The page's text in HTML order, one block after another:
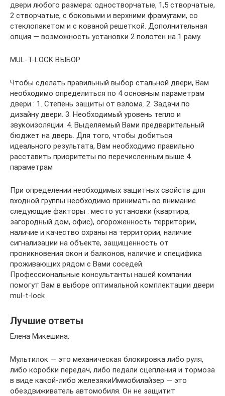
двери любого размера: одностворчатые, 1,5 створчатые,
2 створчатые, с боковыми и верхними фрамугами, со
стеклопакетом и с кованой решеткой. Дополнительная
опция — возможность установки 2 полотен на 1 раму.
MUL-T-LOCK ВЫБОР
Чтобы сделать правильный выбор стальной двери, Вам
необходимо определиться по 4 основным параметрам
двери : 1. Степень защиты от взлома. 2. Задачи по
дизайну двери. 3. Необходимый уровень тепло и
звукоизоляции. 4. Выделяемый Вами предварительный
бюджет на дверь. Для того, чтобы добиться
идеального результата, Вам необходимо правильно
расставить приоритеты по перечисленным выше 4
параметрам
При определении необходимых защитных свойств для
входной группы необходимо принимать во внимание
следующие факторы : место установки (квартира,
загородный дом, офис), огороженность территории,
наличие и качество охраны на территории, наличие
сигнализации на объекте, защищенность от
проникновения окон и балконов, наличие и специфика
проживающих рядом с Вами соседей.
Профессиональные консультанты нашей компании
помогут Вам в выборе оптимальной комплектации двери
mul-t-lock
Лучшие ответы
Елена Микешина:
Мультилок — это механическая блокировка либо руля,
либо коробки передач, либо педали сцепления и тормоза
в виде какой-либо железякиИммобилайзер — это
обездвиживатель автомобиля. Он не защитит